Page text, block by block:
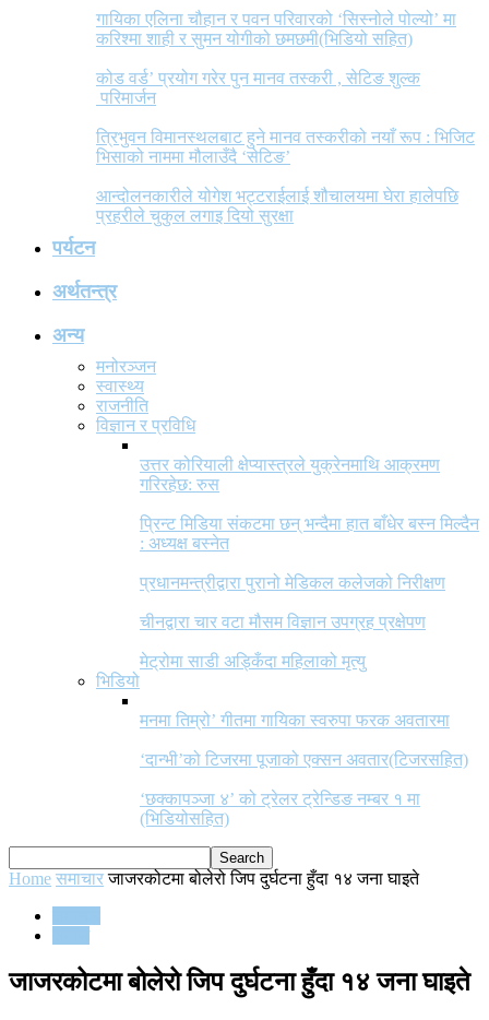
गायिका एलिना चौहान र पवन परिवारको ‘सिस्नोले पोल्यो’ मा
करिश्मा शाही र सुमन योगीको छमछमी(भिडियो सहित)
कोड वर्ड’ प्रयोग गरेर पुन मानव तस्करी , सेटिङ शुल्क
परिमार्जन
त्रिभुवन विमानस्थलबाट हुने मानव तस्करीको नयाँ रूप : भिजिट
भिसाको नाममा मौलाउँदै ‘सेटिङ’
आन्दोलनकारीले योगेश भट्टराईलाई शौचालयमा घेरा हालेपछि
प्रहरीले चुकुल लगाइ दियो सुरक्षा
पर्यटन
अर्थतन्त्र
अन्य
मनोरञ्जन
स्वास्थ्य
राजनीति
विज्ञान र प्रविधि
उत्तर कोरियाली क्षेप्यास्त्रले युक्रेनमाथि आक्रमण
गरिरहेछ: रुस
प्रिन्ट मिडिया संकटमा छन् भन्दैमा हात बाँधेर बस्न मिल्दैन
: अध्यक्ष बस्नेत
प्रधानमन्त्रीद्वारा पुरानो मेडिकल कलेजको निरीक्षण
चीनद्वारा चार वटा मौसम विज्ञान उपग्रह प्रक्षेपण
मेट्रोमा साडी अड्किँदा महिलाको मृत्यु
भिडियो
मनमा तिम्रो’ गीतमा गायिका स्वरुपा फरक अवतारमा
‘दान्भी’को टिजरमा पूजाको एक्सन अवतार(टिजरसहित)
‘छक्कापञ्जा ४’ को ट्रेलर ट्रेन्डिङ नम्बर १ मा
(भिडियोसहित)
Home समाचार जाजरकोटमा बोलेरो जिप दुर्घटना हुँदा १४ जना घाइते
जाजरकोटमा बोलेरो जिप दुर्घटना हुँदा १४ जना घाइते